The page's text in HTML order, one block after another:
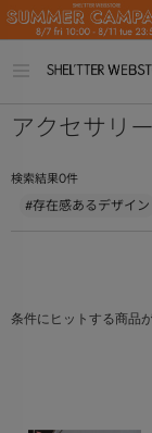
ー
く
アクセサリー
検索結果0件
#存在感あるデザイン
条件にヒットする商品